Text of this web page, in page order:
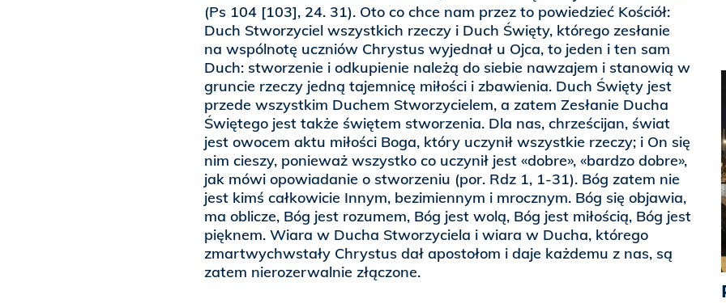
(Ps 104 [103], 24. 31). Oto co chce nam przez to powiedzieć Kościół:
Duch Stworzyciel wszystkich rzeczy i Duch Święty, którego zesłanie
na wspólnotę uczniów Chrystus wyjednał u Ojca, to jeden i ten sam
Duch: stworzenie i odkupienie należą do siebie nawzajem i stanowią w
gruncie rzeczy jedną tajemnicę miłości i zbawienia. Duch Święty jest
przede wszystkim Duchem Stworzycielem, a zatem Zesłanie Ducha
Świętego jest także świętem stworzenia. Dla nas, chrześcijan, świat
jest owocem aktu miłości Boga, który uczynił wszystkie rzeczy; i On się
nim cieszy, ponieważ wszystko co uczynił jest «dobre», «bardzo dobre»,
jak mówi opowiadanie o stworzeniu (por. Rdz 1, 1-31). Bóg zatem nie
jest kimś całkowicie Innym, bezimiennym i mrocznym. Bóg się objawia,
ma oblicze, Bóg jest rozumem, Bóg jest wolą, Bóg jest miłością, Bóg jest
pięknem. Wiara w Ducha Stworzyciela i wiara w Ducha, którego
zmartwychwstały Chrystus dał apostołom i daje każdemu z nas, są
zatem nierozerwalnie złączone.